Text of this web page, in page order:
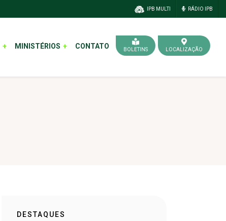
IPB MULTI RÁDIO IPB
MINISTÉRIOS CONTATO BOLETINS LOCALIZAÇÃO
DESTAQUES